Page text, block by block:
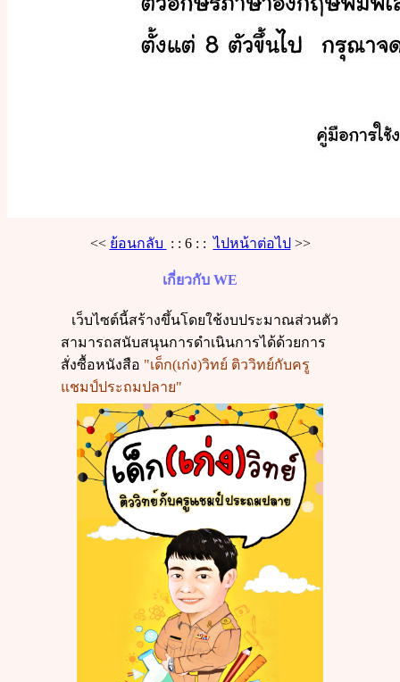
<< ย้อนกลับ : : 6 : :ไปหน้าต่อไป >>
เกี่ยวกับ WE
เว็บไซต์นี้สร้างขึ้นโดยใช้งบประมาณส่วนตัว
สามารถสนับสนุนการดำเนินการได้ด้วยการ
สั่งซื้อหนังสือ "เด็ก(เก่ง)วิทย์ ติววิทย์กับครู
แชมป์ประถมปลาย"